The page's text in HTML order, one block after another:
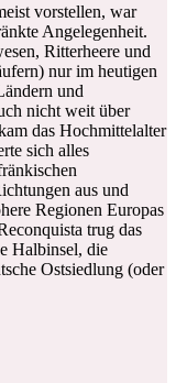
vorstellen, war
Angelegenheit.
Ritterheere und
nur im heutigen
und
nicht weit über
das Hochmittelalter
sich alles
aus und
Regionen Europas
trug das
Halbinsel, die
Ostsiedlung (oder